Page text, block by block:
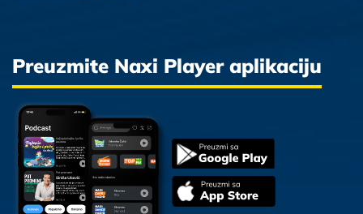
Preuzmite Naxi Player aplikaciju